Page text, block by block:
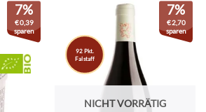
7%
€0,39
sparen
NICHT VORRÄTIG
92 Pkt.
Falstaff
7%
€2,70
sparen